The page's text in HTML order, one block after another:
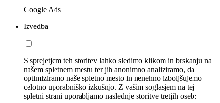
Google Ads
Izvedba
S sprejetjem teh storitev lahko sledimo klikom in brskanju na
našem spletnem mestu ter jih anonimno analiziramo, da
optimiziramo naše spletno mesto in nenehno izboljšujemo
celotno uporabniško izkušnjo. Z vašim soglasjem na tej
spletni strani uporabljamo naslednje storitve tretjih oseb: